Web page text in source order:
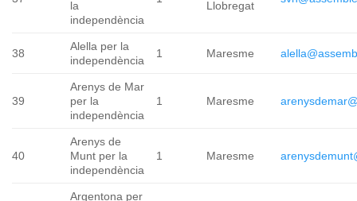
la
independència
Llobregat
38
Alella per la
independència
1 Maresme
39
Arenys de Mar
per la
independència
1 Maresme
40
Arenys de
Munt per la
independència
1 Maresme
Argentona per